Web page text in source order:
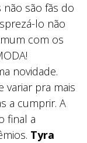
não são fãs do
lo não
com os
novidade.
variar pra mais
a cumprir. A
final a
Tyra